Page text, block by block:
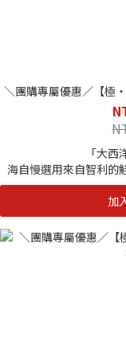
＼團購專屬優惠／【極
「大西
海自慢選用來自智利的
質、Omega-3 脂肪酸
素，魚油中的 DHA 、
智利南海為鮭魚之國，
魚隻體內儲存更豐厚的
緻，且極具營養價值。
留原本風味，反而使肉
加